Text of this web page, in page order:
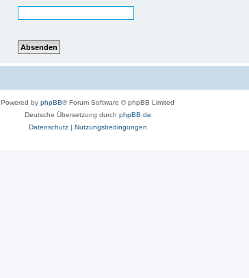
Powered by phpBB® Forum Software © phpBB Limited
Deutsche Übersetzung durch phpBB.de
Datenschutz| Nutzungsbedingungen